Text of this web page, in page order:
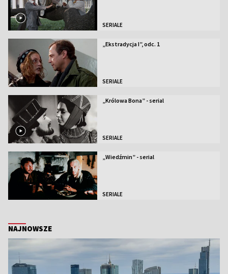
SERIALE
„Ekstradycja I”, odc. 1
SERIALE
„Królowa Bona” - serial
SERIALE
„Wiedźmin” - serial
SERIALE
NAJNOWSZE